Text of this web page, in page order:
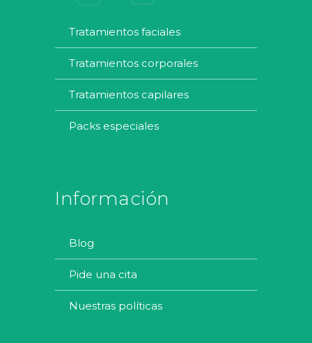
tratamientos faciales
tratamientos corporales
tratamientos capilares
packs especiales
Información
blog
pide una cita
nuestras políticas